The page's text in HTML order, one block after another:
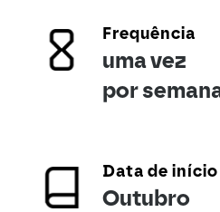
Frequência
uma vez
por
Data de início
Outubro